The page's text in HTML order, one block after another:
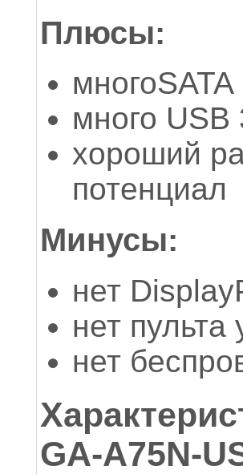
Плюсы:
многоSATA
много USB
хороший
потенциал
Минусы:
нет
нет пульта
нет
GA-A75N-